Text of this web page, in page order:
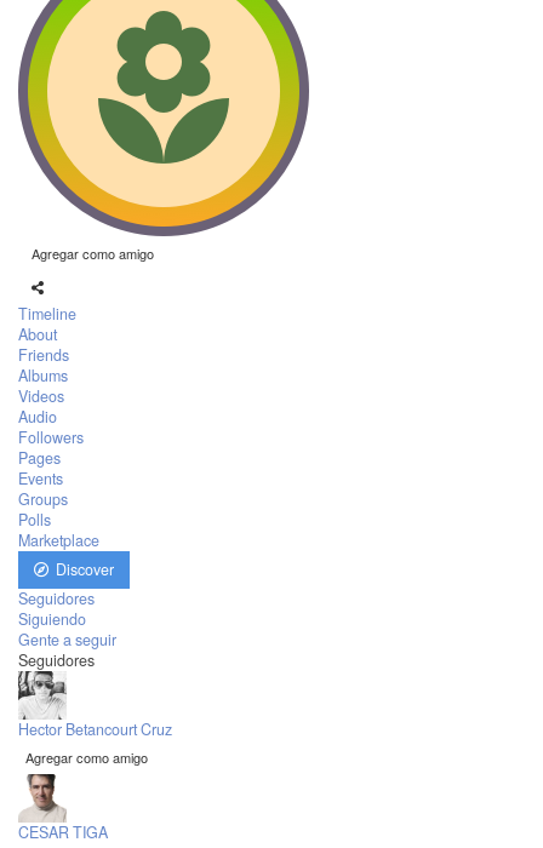
Agregar como amigo
Timeline
About
Friends
Albums
Videos
Audio
Followers
Pages
Events
Groups
Polls
Marketplace
Discover
Seguidores
Siguiendo
Gente a seguir
Seguidores
Hector Betancourt Cruz
Agregar como amigo
CESAR TIGA